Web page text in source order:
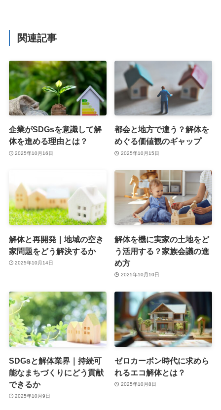
関連記事
企業がSDGsを意識して解
体を進める理由とは？
2025年10月16日
都会と地方で違う？解体を
めぐる価値観のギャップ
2025年10月15日
解体と再開発｜地域の空き
家問題をどう解決するか
2025年10月14日
解体を機に実家の土地をど
う活用する？家族会議の進
め方
2025年10月10日
SDGsと解体業界｜持続可
能なまちづくりにどう貢献
できるか
2025年10月9日
ゼロカーボン時代に求めら
れるエコ解体とは？
2025年10月8日